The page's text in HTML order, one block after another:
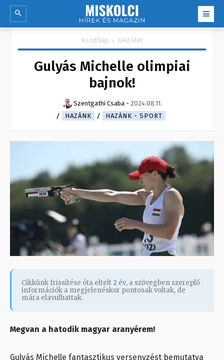
Kezdőlap HAZÁNK
Gulyás Michelle olimpiai
bajnok!
Szentgathi Csaba - 2024.08.11.
HAZÁNK
HAZÁNK - SPORT
Cikkünk frissítése óta eltelt2 év, a szövegben szereplő
információk a megjelenéskor pontosak voltak, de
mára elavulhattak.
Megvan a hatodik magyar aranyérem!
Gulyás Michelle fantasztikus versenyzést bemutatva